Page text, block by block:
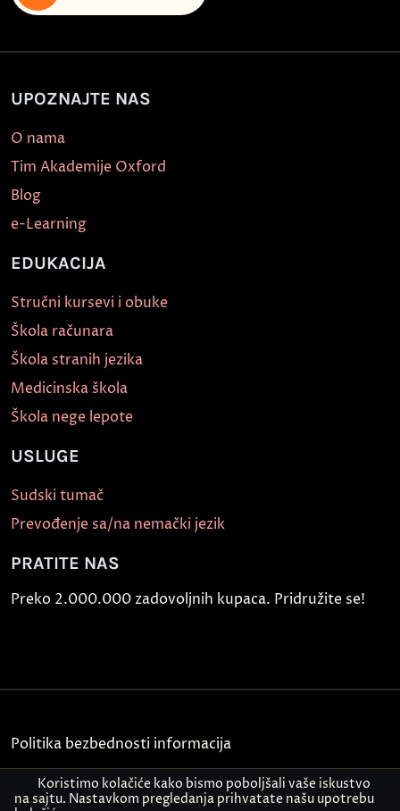
UPOZNAJTE NAS
O nama
Tim Akademije Oxford
Blog
e-Learning
EDUKACIJA
Stručni kursevi i obuke
Škola računara
Škola stranih jezika
Medicinska škola
Škola nege lepote
USLUGE
Sudski tumač
Prevođenje sa/na nemački jezik
PRATITE NAS
Preko 2.000.000 zadovoljnih kupaca. Pridružite se!
Politika bezbednosti informacija
Kontakt
Koristimo kolačiće kako bismo poboljšali vaše iskustvo
na sajtu. Nastavkom pregledanja prihvatate našu upotrebu